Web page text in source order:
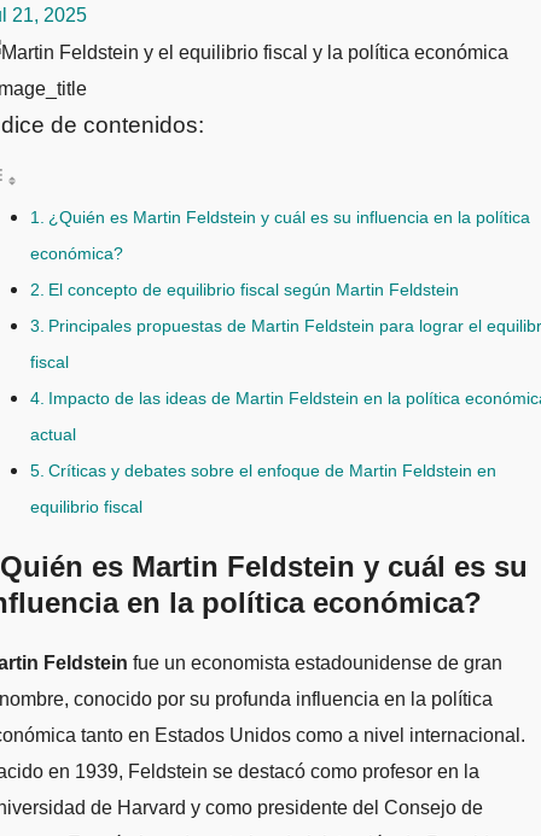
21, 2025
de contenidos:
¿Quién es Martin Feldstein y cuál es su influencia en la política
económica?
El concepto de equilibrio fiscal según Martin Feldstein
Principales propuestas de Martin Feldstein para lograr el
fiscal
Impacto de las ideas de Martin Feldstein en la política
actual
Críticas y debates sobre el enfoque de Martin Feldstein en
equilibrio fiscal
es Martin Feldstein y cuál es su
en la política económica?
Feldstein fue un economista estadounidense de gran
conocido por su profunda influencia en la política
tanto en Estados Unidos como a nivel internacional.
en 1939, Feldstein se destacó como profesor en la
de Harvard y como presidente del Consejo de